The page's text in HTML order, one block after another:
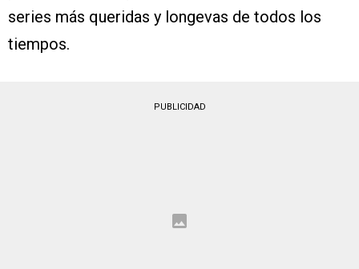
series más queridas y longevas de todos los
tiempos.
PUBLICIDAD